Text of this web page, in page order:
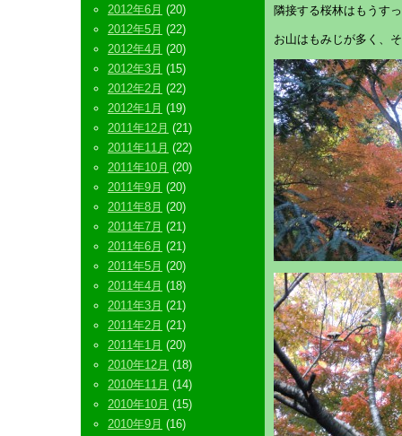
隣接する桜林はもうす
お山はもみじが多く、
2012年6月 (20)
2012年5月 (22)
2012年4月 (20)
2012年3月 (15)
2012年2月 (22)
2012年1月 (19)
2011年12月 (21)
2011年11月 (22)
2011年10月 (20)
2011年9月 (20)
2011年8月 (20)
2011年7月 (21)
2011年6月 (21)
2011年5月 (20)
2011年4月 (18)
2011年3月 (21)
2011年2月 (21)
2011年1月 (20)
2010年12月 (18)
2010年11月 (14)
2010年10月 (15)
2010年9月 (16)